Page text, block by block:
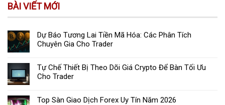
BÀI VIẾT MỚI
Dự Báo Tương Lai Tiền Mã Hóa: Các Phân Tích
Chuyên Gia Cho Trader
Tự Chế Thiết Bị Theo Dõi Giá Crypto Để Bàn Tối Ưu
Cho Trader
Top Sàn Giao Dịch Forex Uy Tín Năm 2026